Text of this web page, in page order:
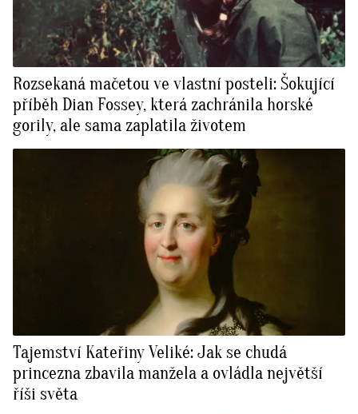
Rozsekaná mačetou ve vlastní posteli: Šokující
příběh Dian Fossey, která zachránila horské
gorily, ale sama zaplatila životem
Tajemství Kateřiny Veliké: Jak se chudá
princezna zbavila manžela a ovládla největší
říši světa